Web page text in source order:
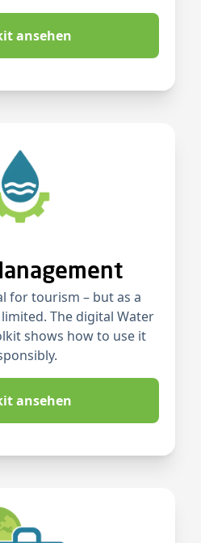
ansehen
for tourism – but as a
The digital Water
shows how to use it
ansehen